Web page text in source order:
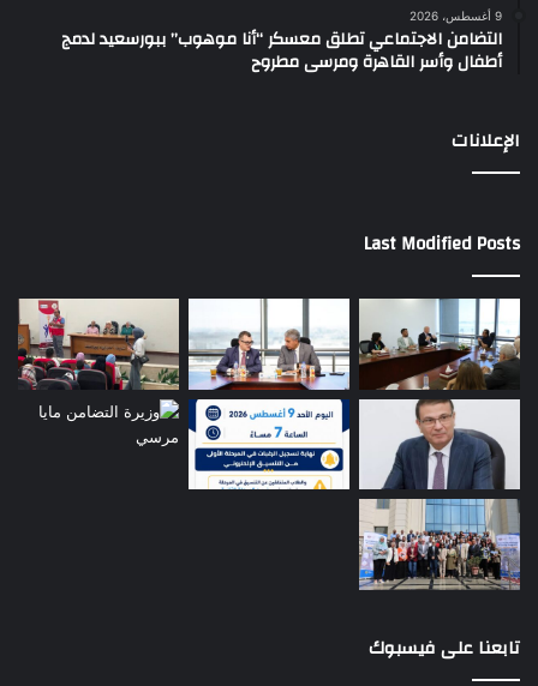
9 أغسطس، 2026
التضامن الاجتماعي تطلق معسكر “أنا موهوب” ببورسعيد لدمج
أطفال وأسر القاهرة ومرسى مطروح
الإعلانات
Last Modified Posts
تابعنا على فيسبوك